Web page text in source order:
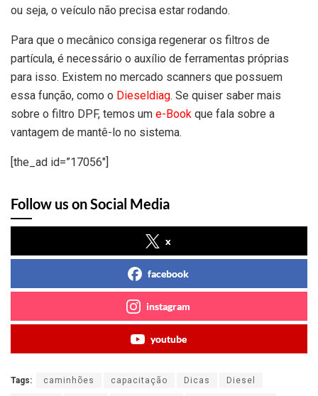
ou seja, o veículo não precisa estar rodando.
Para que o mecânico consiga regenerar os filtros de
partícula, é necessário o auxílio de ferramentas próprias
para isso. Existem no mercado scanners que possuem
essa função, como o Dieseldiag. Se quiser saber mais
sobre o filtro DPF, temos um e-Book que fala sobre a
vantagem de mantê-lo no sistema.
[the_ad id=”17056″]
Follow us on Social Media
x
facebook
instagram
youtube
Tags: caminhões capacitação Dicas Diesel